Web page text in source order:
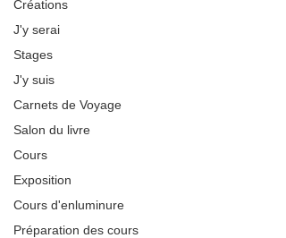
Créations
J'y serai
Stages
J'y suis
Carnets de Voyage
Salon du livre
Cours
Exposition
Cours d'enluminure
Préparation des cours